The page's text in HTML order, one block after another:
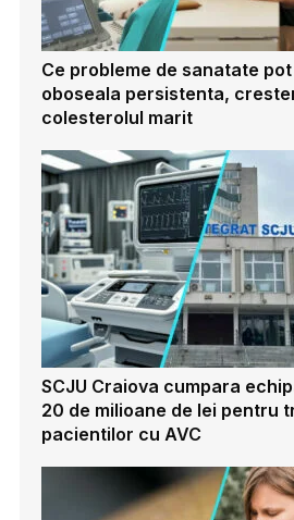
Ce probleme de sanatate
oboseala persistenta,
colesterolul marit
SCJU Craiova cumpara
20 de milioane de lei pentru
pacientilor cu AVC